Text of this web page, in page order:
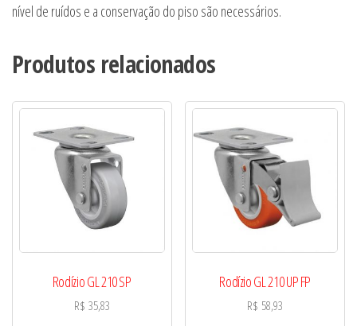
nível de ruídos e a conservação do piso são necessários.
Produtos relacionados
Rodízio GL 210 SP
R$ 35,83
Rodízio GL 210 UP FP
R$ 58,93